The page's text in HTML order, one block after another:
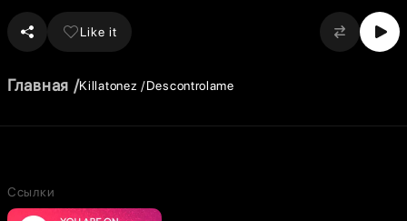
Like it
Главная Killatonez Descontrolame
Ссылки